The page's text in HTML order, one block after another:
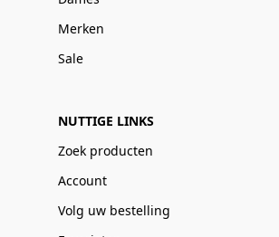
Merken
Sale
NUTTIGE LINKS
Zoek producten
Account
Volg uw bestelling